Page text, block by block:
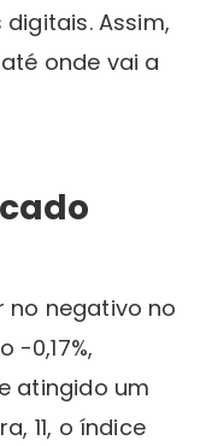
Assim,
onde vai a
no negativo no
-0,17%,
atingido um
11, o índice